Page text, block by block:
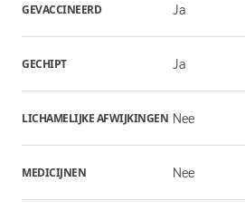
GEVACCINEERD Ja
GECHIPT Ja
LICHAMELIJKE AFWIJKINGEN Nee
MEDICIJNEN Nee